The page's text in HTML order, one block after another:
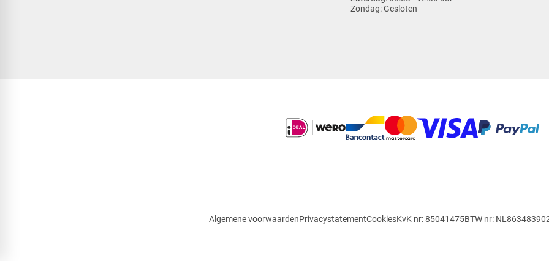
Zondag:Gesloten
Algemene voorwaardenPrivacystatementCookiesKvK nr: 85041475BTW nr: